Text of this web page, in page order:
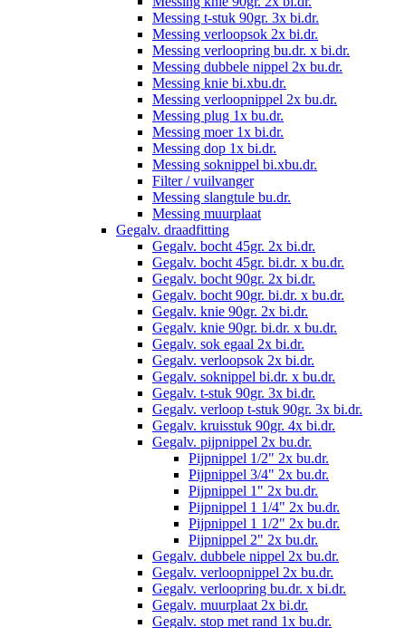
Messing t-stuk 90gr. 3x bi.dr.
Messing verloopsok 2x bi.dr.
Messing verloopring bu.dr. x bi.dr.
Messing dubbele nippel 2x bu.dr.
Messing knie bi.xbu.dr.
Messing verloopnippel 2x bu.dr.
Messing plug 1x bu.dr.
Messing moer 1x bi.dr.
Messing dop 1x bi.dr.
Messing soknippel bi.xbu.dr.
Filter / vuilvanger
Messing slangtule bu.dr.
Messing muurplaat
Gegalv. draadfitting
Gegalv. bocht 45gr. 2x bi.dr.
Gegalv. bocht 45gr. bi.dr. x bu.dr.
Gegalv. bocht 90gr. 2x bi.dr.
Gegalv. bocht 90gr. bi.dr. x bu.dr.
Gegalv. knie 90gr. 2x bi.dr.
Gegalv. knie 90gr. bi.dr. x bu.dr.
Gegalv. sok egaal 2x bi.dr.
Gegalv. verloopsok 2x bi.dr.
Gegalv. soknippel bi.dr. x bu.dr.
Gegalv. t-stuk 90gr. 3x bi.dr.
Gegalv. verloop t-stuk 90gr. 3x bi.dr.
Gegalv. kruisstuk 90gr. 4x bi.dr.
Gegalv. pijpnippel 2x bu.dr.
Pijpnippel 1/2" 2x bu.dr.
Pijpnippel 3/4" 2x bu.dr.
Pijpnippel 1" 2x bu.dr.
Pijpnippel 1 1/4" 2x bu.dr.
Pijpnippel 1 1/2" 2x bu.dr.
Pijpnippel 2" 2x bu.dr.
Gegalv. dubbele nippel 2x bu.dr.
Gegalv. verloopnippel 2x bu.dr.
Gegalv. verloopring bu.dr. x bi.dr.
Gegalv. muurplaat 2x bi.dr.
Gegalv. stop met rand 1x bu.dr.